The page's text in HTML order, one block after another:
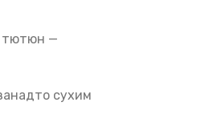
тютюн —
сухим